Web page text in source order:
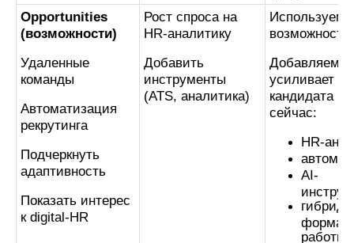
Opportunities
(возможности)
Удаленные
команды
Автоматизация
рекрутинга
Подчеркнуть
адаптивность
Показать интерес
к digital-HR
Рост спроса на
HR-аналитику
Добавить
инструменты
(ATS, аналитика)
Используем
Добавляем
усиливает
кандидата
сейчас:
HR-
AI-
работы.